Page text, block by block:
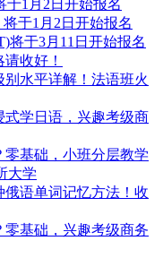
于1月2日开始报名
将于1月2日开始报名
将于3月11日开始报名
收好！
水平详解！法语班火
学日语，兴趣考级商
基础，小班分层教学
大学
语单词记忆方法！收
基础，兴趣考级商务